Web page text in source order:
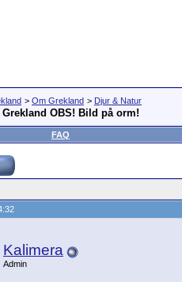
> Om Grekland > Djur & Natur
OBS! Bild på orm!
FAQ
Kalimera
Admin